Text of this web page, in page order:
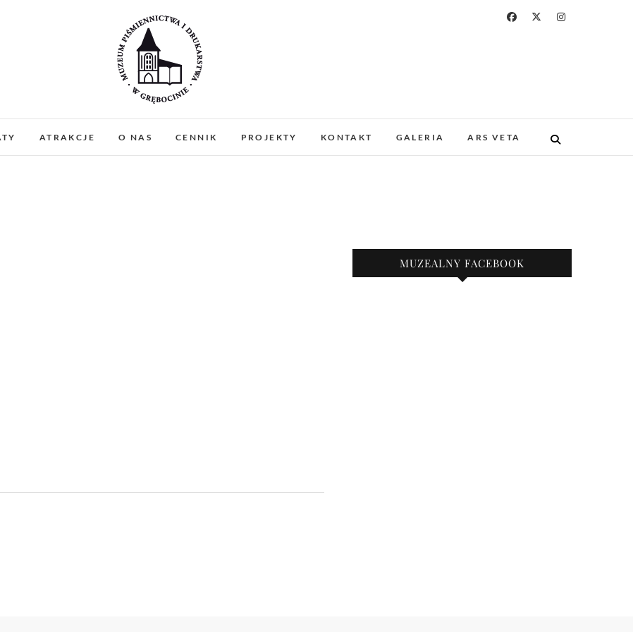
Muzeum Piśmiennictwa i Drukarstwa w
Grębocinie
WARSZTATY I POKAZY.
ATRAKCJE O NAS CENNIK PROJEKTY KONTAKT GALERIA ARS VETA
MUZEALNY FACEBOOK